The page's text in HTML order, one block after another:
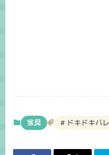
家具 ドキドキバ